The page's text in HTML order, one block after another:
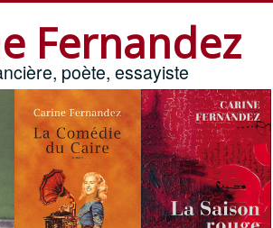
Fernandez
poète, essayiste